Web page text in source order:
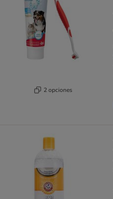
2 opciones